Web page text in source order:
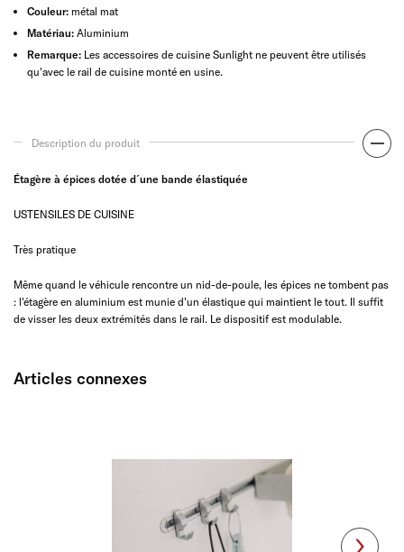
Couleur: métal mat
Matériau: Aluminium
Remarque: Les accessoires de cuisine Sunlight ne peuvent être utilisés
qu'avec le rail de cuisine monté en usine.
Description du produit
Étagère à épices dotée d´une bande élastiquée
USTENSILES DE CUISINE
Très pratique
Même quand le véhicule rencontre un nid-de-poule, les épices ne tombent pas
: l'étagère en aluminium est munie d'un élastique qui maintient le tout. Il suffit
de visser les deux extrémités dans le rail. Le dispositif est modulable.
Articles connexes